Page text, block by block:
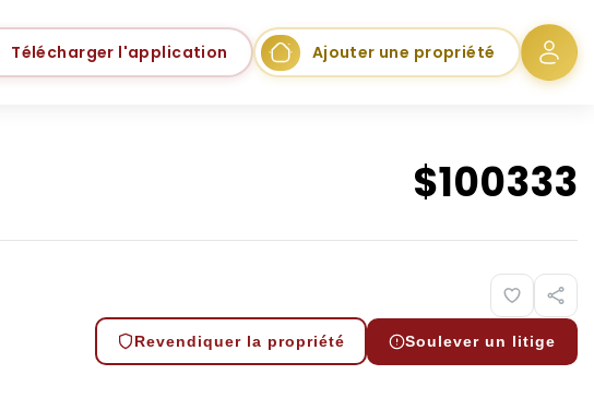
Télécharger l'application Ajouter une propriété
$100333
Revendiquer la propriété Soulever un litige